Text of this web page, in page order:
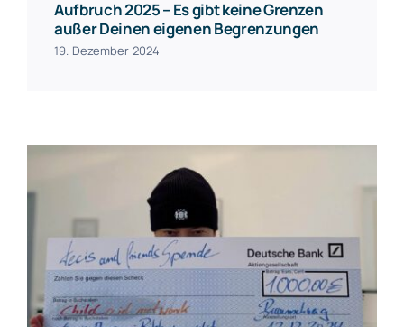
Aufbruch 2025 – Es gibt keine Grenzen
außer Deinen eigenen Begrenzungen
19. Dezember 2024